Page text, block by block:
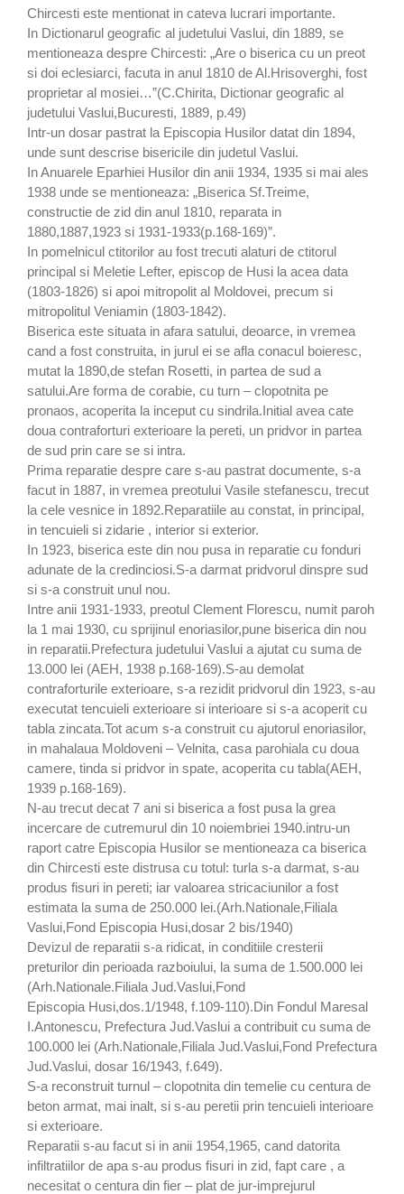
Chircesti este mentionat in cateva lucrari importante.
In Dictionarul geografic al judetului Vaslui, din 1889, se
mentioneaza despre Chircesti: „Are o biserica cu un preot
si doi eclesiarci, facuta in anul 1810 de Al.Hrisoverghi, fost
proprietar al mosiei…”(C.Chirita, Dictionar geografic al
judetului Vaslui,Bucuresti, 1889, p.49)
Intr-un dosar pastrat la Episcopia Husilor datat din 1894,
unde sunt descrise bisericile din judetul Vaslui.
In Anuarele Eparhiei Husilor din anii 1934, 1935 si mai ales
1938 unde se mentioneaza: „Biserica Sf.Treime,
constructie de zid din anul 1810, reparata in
1880,1887,1923 si 1931-1933(p.168-169)”.
In pomelnicul ctitorilor au fost trecuti alaturi de ctitorul
principal si Meletie Lefter, episcop de Husi la acea data
(1803-1826) si apoi mitropolit al Moldovei, precum si
mitropolitul Veniamin (1803-1842).
Biserica este situata in afara satului, deoarce, in vremea
cand a fost construita, in jurul ei se afla conacul boieresc,
mutat la 1890,de stefan Rosetti, in partea de sud a
satului.Are forma de corabie, cu turn – clopotnita pe
pronaos, acoperita la inceput cu sindrila.Initial avea cate
doua contraforturi exterioare la pereti, un pridvor in partea
de sud prin care se si intra.
Prima reparatie despre care s-au pastrat documente, s-a
facut in 1887, in vremea preotului Vasile stefanescu, trecut
la cele vesnice in 1892.Reparatiile au constat, in principal,
in tencuieli si zidarie , interior si exterior.
In 1923, biserica este din nou pusa in reparatie cu fonduri
adunate de la credinciosi.S-a darmat pridvorul dinspre sud
si s-a construit unul nou.
Intre anii 1931-1933, preotul Clement Florescu, numit paroh
la 1 mai 1930, cu sprijinul enoriasilor,pune biserica din nou
in reparatii.Prefectura judetului Vaslui a ajutat cu suma de
13.000 lei (AEH, 1938 p.168-169).S-au demolat
contraforturile exterioare, s-a rezidit pridvorul din 1923, s-au
executat tencuieli exterioare si interioare si s-a acoperit cu
tabla zincata.Tot acum s-a construit cu ajutorul enoriasilor,
in mahalaua Moldoveni – Velnita, casa parohiala cu doua
camere, tinda si pridvor in spate, acoperita cu tabla(AEH,
1939 p.168-169).
N-au trecut decat 7 ani si biserica a fost pusa la grea
incercare de cutremurul din 10 noiembriei 1940.intru-un
raport catre Episcopia Husilor se mentioneaza ca biserica
din Chircesti este distrusa cu totul: turla s-a darmat, s-au
produs fisuri in pereti; iar valoarea stricaciunilor a fost
estimata la suma de 250.000 lei.(Arh.Nationale,Filiala
Vaslui,Fond Episcopia Husi,dosar 2 bis/1940)
Devizul de reparatii s-a ridicat, in conditiile cresterii
preturilor din perioada razboiului, la suma de 1.500.000 lei
(Arh.Nationale.Filiala Jud.Vaslui,Fond
Episcopia Husi,dos.1/1948, f.109-110).Din Fondul Maresal
I.Antonescu, Prefectura Jud.Vaslui a contribuit cu suma de
100.000 lei (Arh.Nationale,Filiala Jud.Vaslui,Fond Prefectura
Jud.Vaslui, dosar 16/1943, f.649).
S-a reconstruit turnul – clopotnita din temelie cu centura de
beton armat, mai inalt, si s-au peretii prin tencuieli interioare
si exterioare.
Reparatii s-au facut si in anii 1954,1965, cand datorita
infiltratiilor de apa s-au produs fisuri in zid, fapt care , a
necesitat o centura din fier – plat de jur-imprejurul